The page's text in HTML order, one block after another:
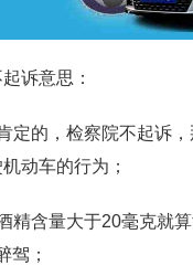
诉意思：
定的，检察院不起诉
动车的行为；
精含量大于20毫克就
驾；